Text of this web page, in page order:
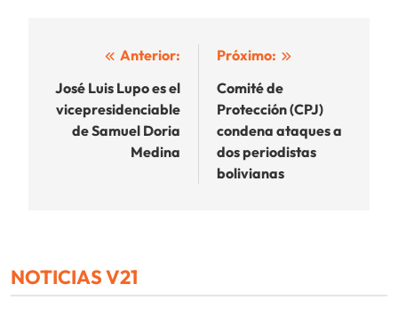
Navegación
de
entradas
Anterior:
José Luis Lupo es el
vicepresidenciable
de Samuel Doria
Medina
Próximo:
Comité de
Protección (CPJ)
condena ataques a
dos periodistas
bolivianas
NOTICIAS V21